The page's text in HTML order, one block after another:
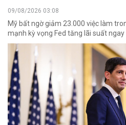
09/08/2026 03:08
Mỹ bất ngờ giảm 23.000 việc làm
mạnh kỳ vọng Fed tăng lãi suất ngay